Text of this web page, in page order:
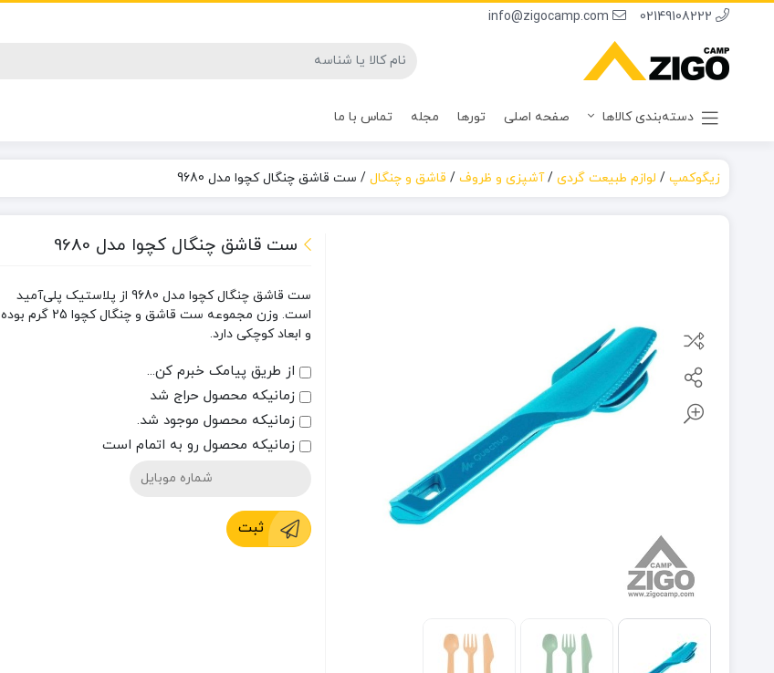
02149108222
info@zigocamp.com
دسته‌بندی کالاها صفحه اصلی تورها مجله تماس با ما
زیگوکمپ/ لوازم طبیعت گردی/آشپزی و ظروف/ قاشق و چنگال/ ست قاشق چنگال کچوا مدل 9680
ست قاشق چنگال کچوا مدل 9680
ست قاشق چنگال کچوا مدل 9680 از پلاستیک پلی‌آمید
است. وزن مجموعه ست قاشق و چنگال کچوا 25 گرم بوده
و ابعاد کوچکی دارد.
از طریق پیامک خبرم کن...
زمانیکه محصول حراج شد
زمانیکه محصول موجود شد.
زمانیکه محصول رو به اتمام است
ثبت